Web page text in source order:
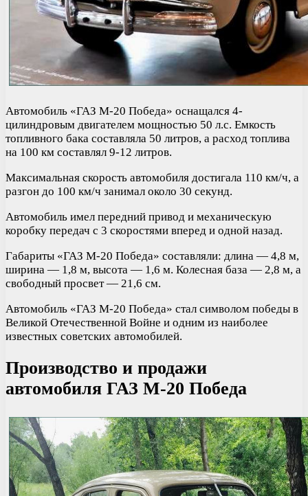
Автомобиль «ГАЗ М-20 Победа» оснащался 4-
цилиндровым двигателем мощностью 50 л.с. Емкость
топливного бака составляла 50 литров, а расход топлива
на 100 км составлял 9-12 литров.
Максимальная скорость автомобиля достигала 110 км/ч, а
разгон до 100 км/ч занимал около 30 секунд.
Автомобиль имел передний привод и механическую
коробку передач с 3 скоростями вперед и одной назад.
Габариты «ГАЗ М-20 Победа» составляли: длина — 4,8 м,
ширина — 1,8 м, высота — 1,6 м. Колесная база — 2,8 м, а
свободный просвет — 21,6 см.
Автомобиль «ГАЗ М-20 Победа» стал символом победы в
Великой Отечественной Войне и одним из наиболее
известных советских автомобилей.
Производство и продажи
автомобиля ГАЗ М-20 Победа